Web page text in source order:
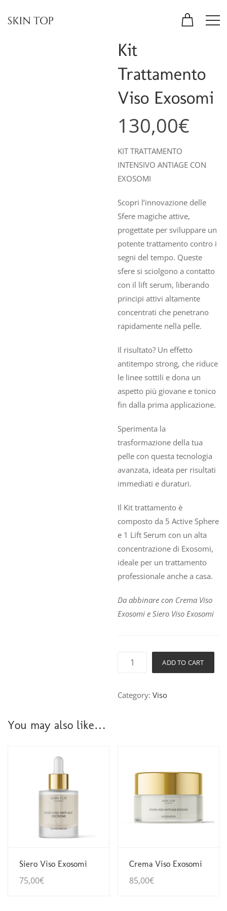
Kit
Trattamento
Viso Exosomi
130,00€
KIT TRATTAMENTO
INTENSIVO ANTIAGE CON
EXOSOMI
Scopri l’innovazione delle
Sfere magiche attive,
progettate per sviluppare un
potente trattamento contro i
segni del tempo. Queste
sfere si sciolgono a contatto
con il lift serum, liberando
principi attivi altamente
concentrati che penetrano
rapidamente nella pelle.
Il risultato? Un effetto
antitempo strong, che riduce
le linee sottili e dona un
aspetto più giovane e tonico
fin dalla prima applicazione.
Sperimenta la
trasformazione della tua
pelle con questa tecnologia
avanzata, ideata per risultati
immediati e duraturi.
Il Kit trattamento è
composto da 5 Active Sphere
e 1 Lift Serum con un alta
concentrazione di Exosomi,
ideale per un trattamento
professionale anche a casa.
Da abbinare con Crema Viso
Exosomi e Siero Viso Exosomi
ADD TO CART
Category:Viso
You may also like…
Guarda Dettagli
Siero Viso Exosomi
75,00€
Guarda Dettagli
Crema Viso Exosomi
85,00€